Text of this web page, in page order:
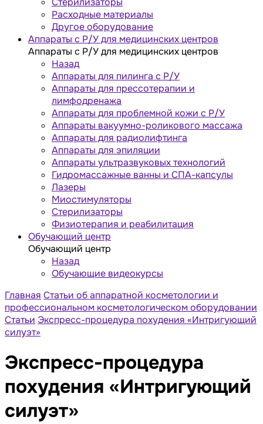
Расходные материалы
Другое оборудование
Аппараты с Р/У для медицинских центров
Аппараты с Р/У для медицинских центров
Назад
Аппараты для пилинга с Р/У
Аппараты для прессотерапии и
лимфодренажа
Аппараты для проблемной кожи с Р/У
Аппараты вакуумно-роликового массажа
Аппараты для радиолифтинга
Аппараты для эпиляции
Аппараты ультразвуковых технологий
Гидромассажные ванны и СПА-капсулы
Лазеры
Миостимуляторы
Стерилизаторы
Физиотерапия и реабилитация
Обучающий центр
Обучающий центр
Назад
Обучающие видеокурсы
Главная Статьи об аппаратной косметологии и
профессиональном косметологическом оборудовании
Статьи Экспресс-процедура похудения «Интригующий
силуэт»
Экспресс-процедура
похудения «Интригующий
силуэт»